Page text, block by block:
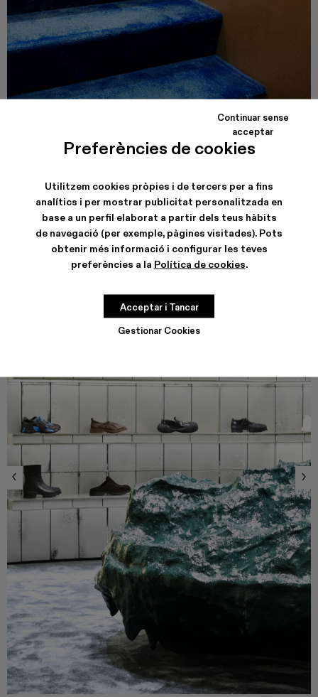
Preferències de cookies
Utilitzem cookies pròpies i de tercers per a fins
analítics i per mostrar publicitat personalitzada en
base a un perfil elaborat a partir dels teus hàbits
de navegació (per exemple, pàgines visitades). Pots
obtenir més informació i configurar les teves
preferències a la Política de cookies.
Gestionar Cookies
Continuar sense
acceptar
Acceptar i Tancar
Carrer de Valencia, 249